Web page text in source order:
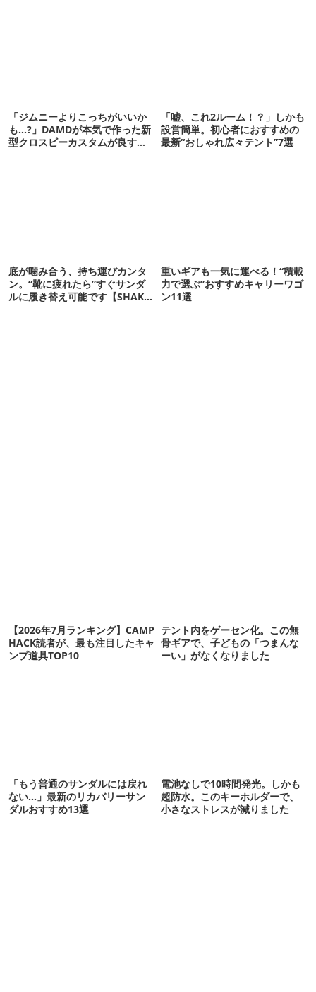
「ジムニーよりこっちがいいか
も…?」DAMDが本気で作った新
型クロスビーカスタムが良すぎ
「嘘、これ2ルーム！？」しかも
設営簡単。初心者におすすめの
最新“おしゃれ広々テント”7選
底が噛み合う、持ち運びカンタ
ン。“靴に疲れたら”すぐサンダ
ルに履き替え可能です【SHAKA
重いギアも一気に運べる！“積載
力で選ぶ”おすすめキャリーワゴ
ン11選
【2026年7月ランキング】CAMP
HACK読者が、最も注目したキャ
ンプ道具TOP10
テント内をゲーセン化。この無
骨ギアで、子どもの「つまんな
ーい」がなくなりました
「もう普通のサンダルには戻れ
ない…」最新のリカバリーサン
ダルおすすめ13選
電池なしで10時間発光。しかも
超防水。このキーホルダーで、
小さなストレスが減りました